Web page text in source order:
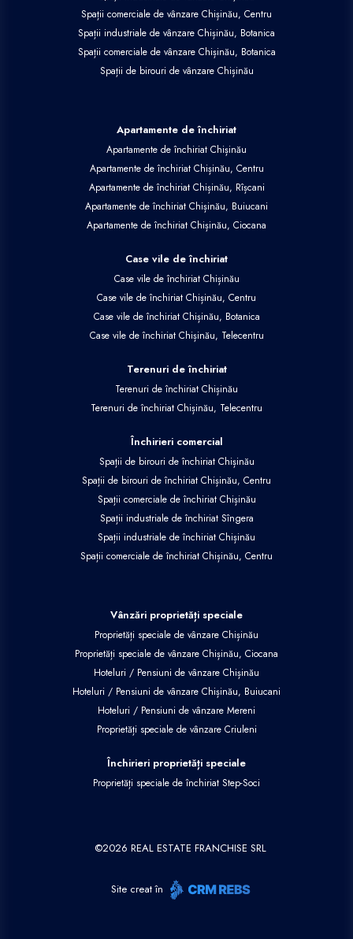
Spații comerciale de vânzare Chișinău, Centru
Spații industriale de vânzare Chișinău, Botanica
Spații comerciale de vânzare Chișinău, Botanica
Spații de birouri de vânzare Chișinău
Apartamente de închiriat
Apartamente de închiriat Chișinău
Apartamente de închiriat Chișinău, Centru
Apartamente de închiriat Chișinău, Rîșcani
Apartamente de închiriat Chișinău, Buiucani
Apartamente de închiriat Chișinău, Ciocana
Case vile de închiriat
Case vile de închiriat Chișinău
Case vile de închiriat Chișinău, Centru
Case vile de închiriat Chișinău, Botanica
Case vile de închiriat Chișinău, Telecentru
Terenuri de închiriat
Terenuri de închiriat Chișinău
Terenuri de închiriat Chișinău, Telecentru
Închirieri comercial
Spații de birouri de închiriat Chișinău
Spații de birouri de închiriat Chișinău, Centru
Spații comerciale de închiriat Chișinău
Spații industriale de închiriat Sîngera
Spații industriale de închiriat Chișinău
Spații comerciale de închiriat Chișinău, Centru
Vânzări proprietăți speciale
Proprietăți speciale de vânzare Chișinău
Proprietăți speciale de vânzare Chișinău, Ciocana
Hoteluri / Pensiuni de vânzare Chișinău
Hoteluri / Pensiuni de vânzare Chișinău, Buiucani
Hoteluri / Pensiuni de vânzare Mereni
Proprietăți speciale de vânzare Criuleni
Închirieri proprietăți speciale
Proprietăți speciale de închiriat Step-Soci
©2026 REAL ESTATE FRANCHISE SRL
Site creat în